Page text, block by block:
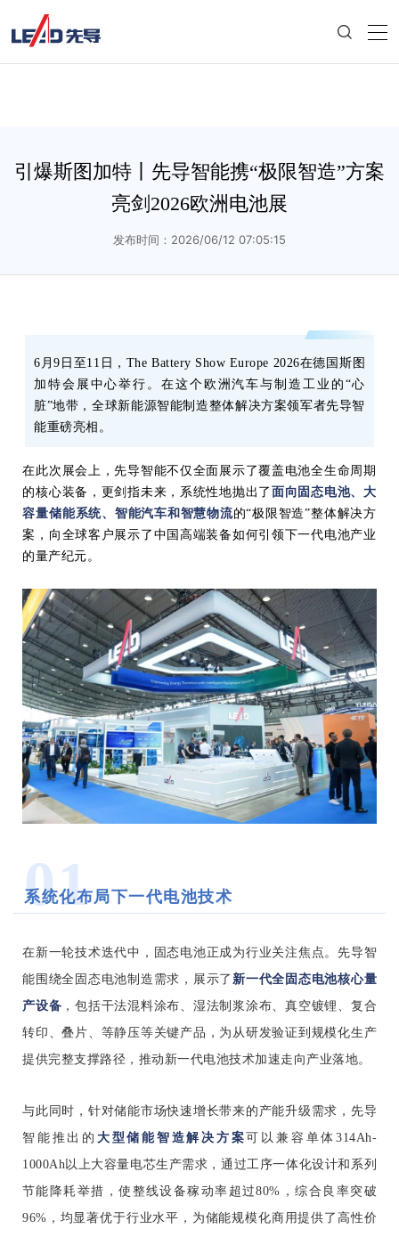
引爆斯图加特丨先导智能携“极限智造”方案
亮剑2026欧洲电池展
发布时间：2026/06/12 07:05:15
6月9日至11日，The Battery Show Europe 2026在德国斯图
加特会展中心举行。在这个欧洲汽车与制造工业的“心
脏”地带，全球新能源智能制造整体解决方案领军者先导智
能重磅亮相。
在此次展会上，先导智能不仅全面展示了覆盖电池全生命周期
的核心装备，更剑指未来，系统性地抛出了面向固态电池、大
容量储能系统、智能汽车和智慧物流的“极限智造”整体解决方
案，向全球客户展示了中国高端装备如何引领下一代电池产业
的量产纪元。
01
系统化布局下一代电池技术
在新一轮技术迭代中，固态电池正成为行业关注焦点。先导智
能围绕全固态电池制造需求，展示了 新一代全固态电池核心量
产设备 ，包括干法混料涂布、湿法制浆涂布、真空镀锂、复合
转印、叠片、等静压等关键产品，为从研发验证到规模化生产
提供完整支撑路径，推动新一代电池技术加速走向产业落地。
与此同时，针对储能市场快速增长带来的产能升级需求，先导
智能推出的 大型储能智造解决方案可以兼容单体314Ah-
1000Ah以上大容量电芯生产需求，通过工序一体化设计和系列
节能降耗举措，使整线设备稼动率超过80%，综合良率突破
96%，均显著优于行业水平，为储能规模化商用提供了高性价